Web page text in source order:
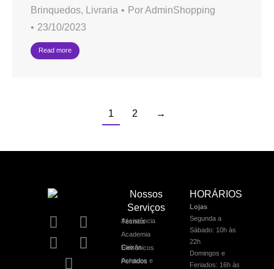
Brinquedos, Livraria PorAdminShopping
23/10/2023
Read more
1 2 →
Nossos
Serviços
Assistência Técnica
Academia
Caixas Eletrônicos
Achados e Perdidos
HORÁRIOS
Lojas
Segunda a
Sábado: 10h às
22h
Domingos e
Feriados: 16h às